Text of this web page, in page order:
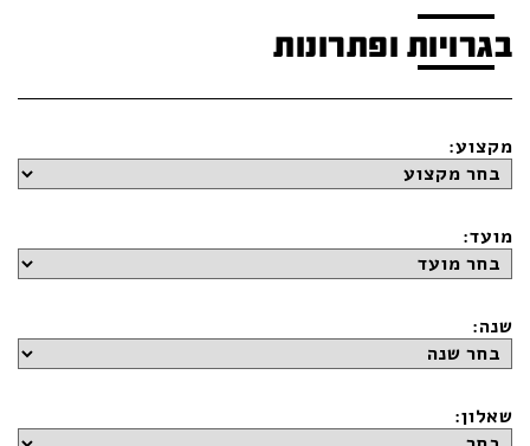
בגרויות ופתרונות
מקצוע:
מועד:
שנה:
שאלון: